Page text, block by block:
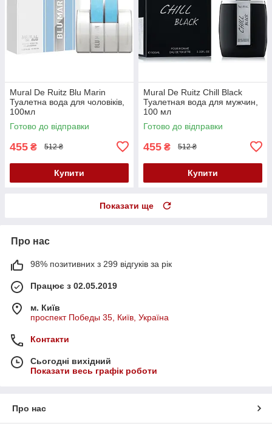
Mural De Ruitz Blu Marin
Туалетна вода для чоловіків,
100мл
Готово до відправки
455 ₴ 512 ₴
Купити
Mural De Ruitz Chill Black
Туалетная вода для мужчин,
100 мл
Готово до відправки
455 ₴ 512 ₴
Купити
Показати ще
Про нас
98% позитивних з 299 відгуків за рік
Працює з 02.05.2019
м. Київ
проспект Победы 35, Київ, Україна
Контакти
Сьогодні вихідний
Показати весь графік роботи
Про нас